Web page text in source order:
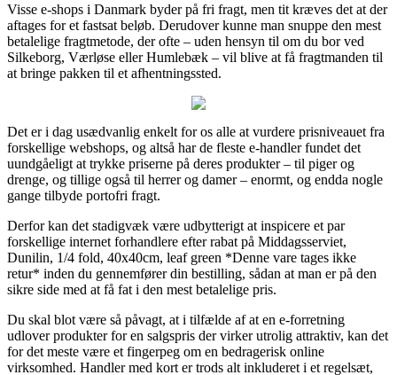
Visse e-shops i Danmark byder på fri fragt, men tit kræves det at der
aftages for et fastsat beløb. Derudover kunne man snuppe den mest
betalelige fragtmetode, der ofte – uden hensyn til om du bor ved
Silkeborg, Værløse eller Humlebæk – vil blive at få fragtmanden til
at bringe pakken til et afhentningssted.
Det er i dag usædvanlig enkelt for os alle at vurdere prisniveauet fra
forskellige webshops, og altså har de fleste e-handler fundet det
uundgåeligt at trykke priserne på deres produkter – til piger og
drenge, og tillige også til herrer og damer – enormt, og endda nogle
gange tilbyde portofri fragt.
Derfor kan det stadigvæk være udbytterigt at inspicere et par
forskellige internet forhandlere efter rabat på Middagsserviet,
Dunilin, 1/4 fold, 40x40cm, leaf green *Denne vare tages ikke
retur* inden du gennemfører din bestilling, sådan at man er på den
sikre side med at få fat i den mest betalelige pris.
Du skal blot være så påvagt, at i tilfælde af at en e-forretning
udlover produkter for en salgspris der virker utrolig attraktiv, kan det
for det meste være et fingerpeg om en bedragerisk online
virksomhed. Handler med kort er trods alt inkluderet i et regelsæt,